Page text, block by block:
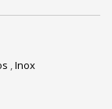
,Inox